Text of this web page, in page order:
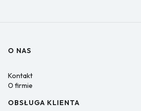
Linki w stopce
O NAS
Kontakt
O firmie
OBSŁUGA KLIENTA